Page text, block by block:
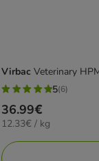
Virbac Veterinary
5
estrelas
com
6
5(6)
Preço
36.99€
36.99€
12.33€
KG
12.33€ / kg